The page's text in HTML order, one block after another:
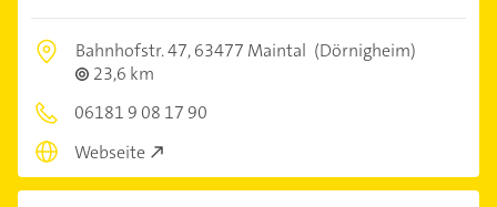
Bahnhofstr. 47,63477 Maintal (Dörnigheim)
23,6 km
06181 9 08 17 90
Webseite